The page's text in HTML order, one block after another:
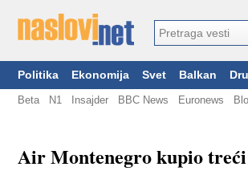
Politika Ekonomija Svet Balkan
Beta N1 Insajder BBC News Euronews
Air Montenegro kupio